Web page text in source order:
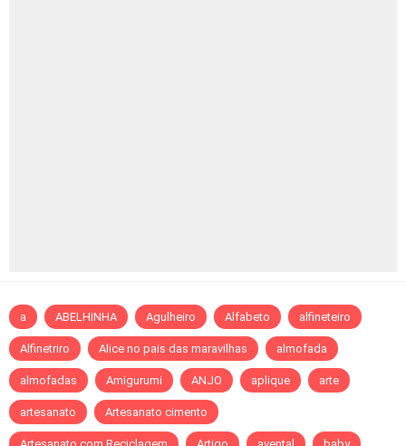
a ABELHINHA Agulheiro Alfabeto alfineteiro
Alfinetriro Alice no pais das maravilhas almofada
almofadas Amigurumi ANJO aplique arte
artesanato Artesanato cimento